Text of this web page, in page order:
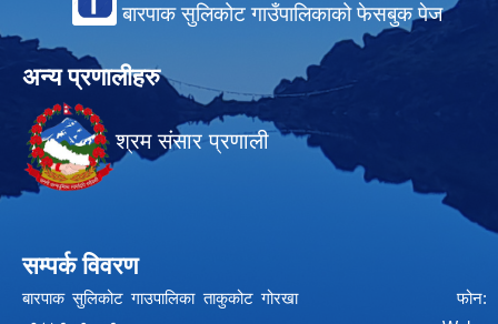
बारपाक सुलिकोट गाउँपालिकाको फेसबुक पेज
अन्य प्रणालीहरु
श्रम संसार प्रणाली
सम्पर्क विवरण
बारपाक सुलिकोट गाउपालिका ताकुकोट गोरखा फोन: